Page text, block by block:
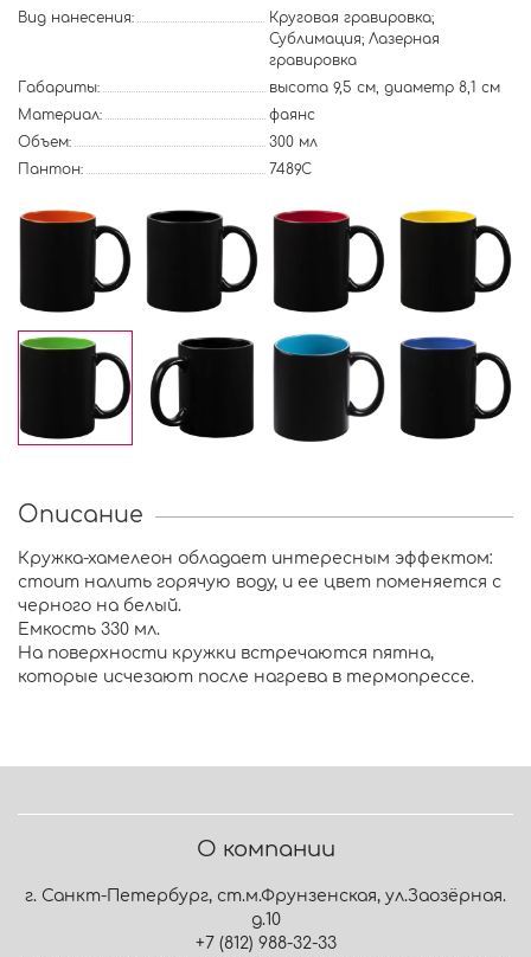
Вид нанесения:
Круговая гравировка;
Сублимация; Лазерная
гравировка
Габариты:
высота 9,5 см, диаметр 8,1 см
Материал:
фаянс
Объем:
300 мл
Пантон:
7489C
Описание
Кружка-хамелеон обладает интересным эффектом:
стоит налить горячую воду, и ее цвет поменяется с
черного на белый.
Емкость 330 мл.
На поверхности кружки встречаются пятна,
которые исчезают после нагрева в термопрессе.
О компании
г. Санкт-Петербург, ст.м.Фрунзенская, ул.Заозёрная.
д.10
+7 (812) 988-32-33